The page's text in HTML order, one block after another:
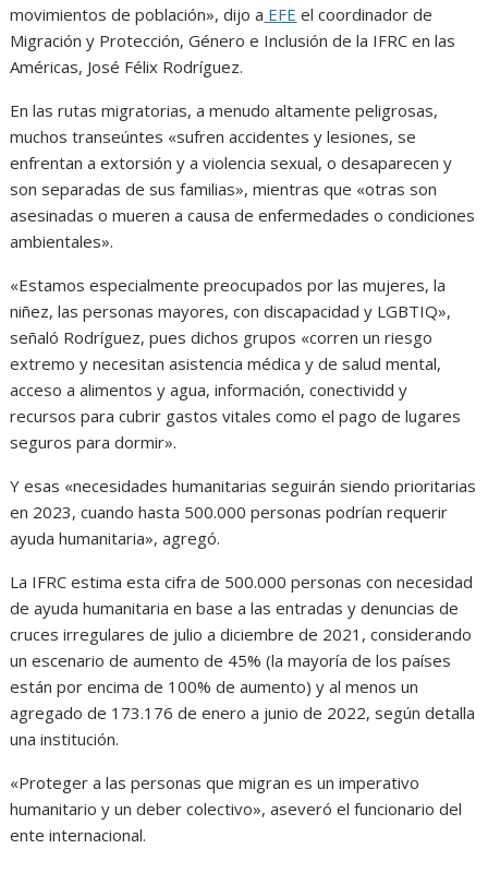
movimientos de población», dijo a EFE el coordinador de
Migración y Protección, Género e Inclusión de la IFRC en las
Américas, José Félix Rodríguez.
En las rutas migratorias, a menudo altamente peligrosas,
muchos transeúntes «sufren accidentes y lesiones, se
enfrentan a extorsión y a violencia sexual, o desaparecen y
son separadas de sus familias», mientras que «otras son
asesinadas o mueren a causa de enfermedades o condiciones
ambientales».
«Estamos especialmente preocupados por las mujeres, la
niñez, las personas mayores, con discapacidad y LGBTIQ»,
señaló Rodríguez, pues dichos grupos «corren un riesgo
extremo y necesitan asistencia médica y de salud mental,
acceso a alimentos y agua, información, conectividd y
recursos para cubrir gastos vitales como el pago de lugares
seguros para dormir».
Y esas «necesidades humanitarias seguirán siendo prioritarias
en 2023, cuando hasta 500.000 personas podrían requerir
ayuda humanitaria», agregó.
La IFRC estima esta cifra de 500.000 personas con necesidad
de ayuda humanitaria en base a las entradas y denuncias de
cruces irregulares de julio a diciembre de 2021, considerando
un escenario de aumento de 45% (la mayoría de los países
están por encima de 100% de aumento) y al menos un
agregado de 173.176 de enero a junio de 2022, según detalla
una institución.
«Proteger a las personas que migran es un imperativo
humanitario y un deber colectivo», aseveró el funcionario del
ente internacional.